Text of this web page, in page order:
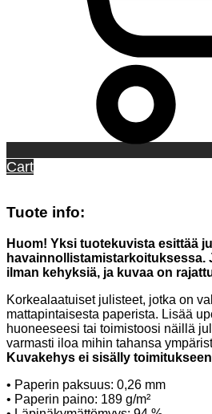
Cart
Tuote info:
Huom! Yksi tuotekuvista esittää
havainnollistamistarkoituksessa.
ilman kehyksiä, ja kuvaa on
Korkealaatuiset julisteet, jotka on
mattapintaisesta paperista. Lisää
huoneeseesi tai toimistoosi näillä
varmasti iloa mihin tahansa
Kuvakehys ei sisälly
• Paperin paksuus: 0,26 mm
• Paperin paino: 189 g/m²